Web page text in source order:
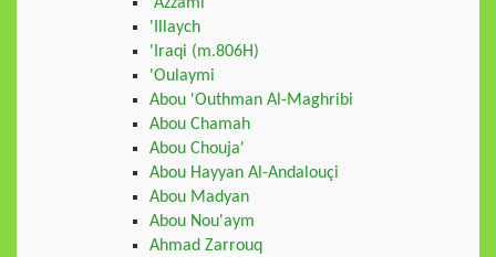
'Azzami
'Illaych
'Iraqi (m.806H)
'Oulaymi
Abou 'Outhman Al-Maghribi
Abou Chamah
Abou Chouja'
Abou Hayyan Al-Andalouçi
Abou Madyan
Abou Nou'aym
Ahmad Zarrouq